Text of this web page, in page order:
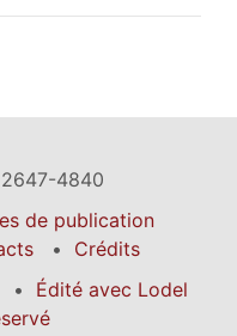
4840
de publication
Crédits
Édité avec Lodel